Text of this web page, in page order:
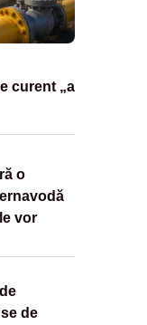
curent „a
o
vor
de